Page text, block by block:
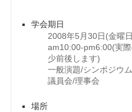
学会期日
2008年5月30日(金曜
am10:00-pm6:00(実
少前後します)
一般演題/シンポジウ
議員会/理事会
場所